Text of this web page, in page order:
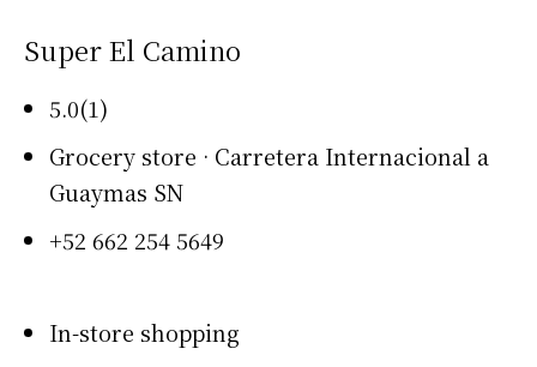
Super El Camino
5.0(1)
Grocery store · Carretera Internacional a
Guaymas SN
+52 662 254 5649
In-store shopping